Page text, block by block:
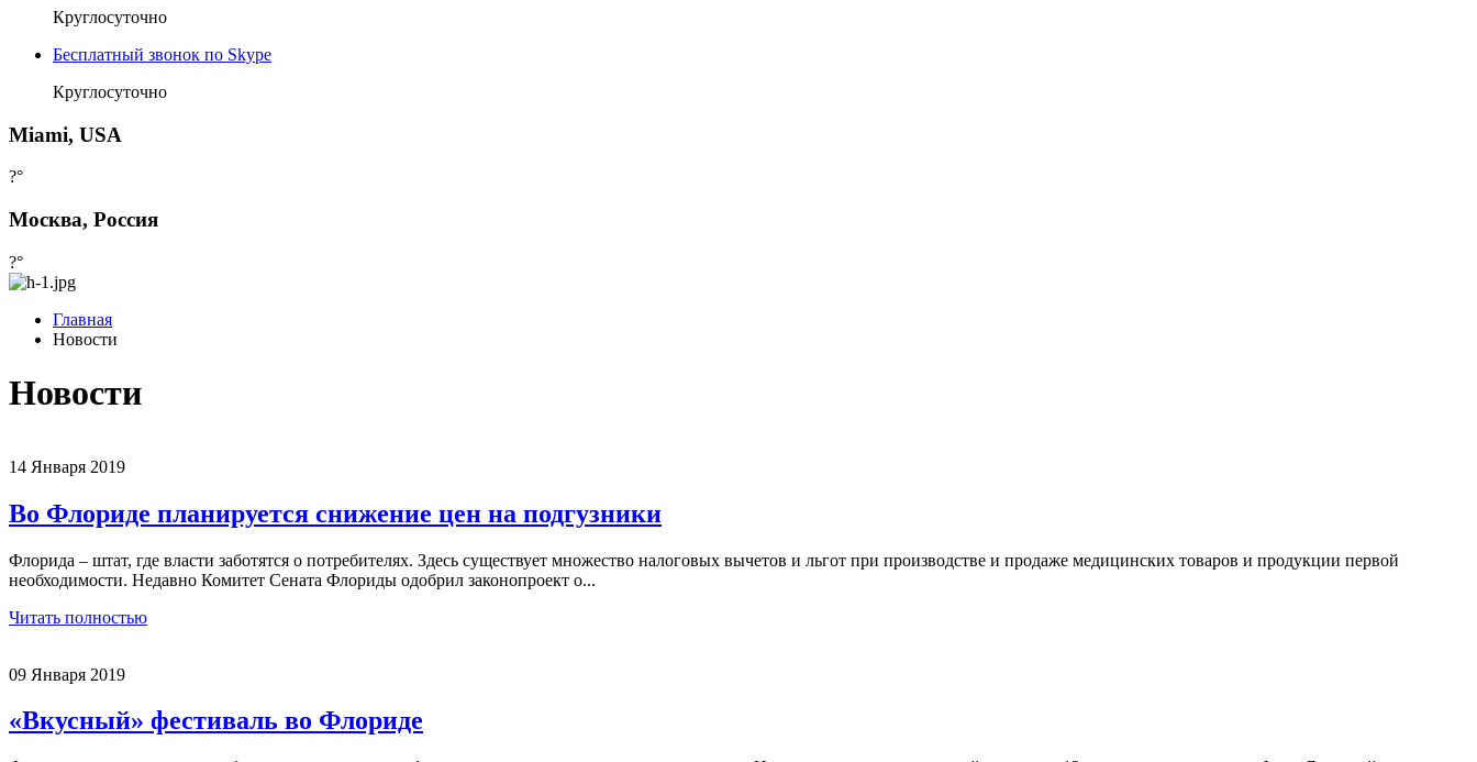
Круглосуточно
Бесплатный звонок по Skype
Круглосуточно
Miami, USA
?°
Москва, Россия
?°
Главная
Новости
Новости
14 Января 2019
Во Флориде планируется снижение цен на подгузники
Флорида – штат, где власти заботятся о потребителях. Здесь существует множество налоговых вычетов и льгот при производстве и продаже медицинских товаров и продукции первой
необходимости. Недавно Комитет Сената Флориды одобрил законопроект о...
Читать полностью
09 Января 2019
«Вкусный» фестиваль во Флориде